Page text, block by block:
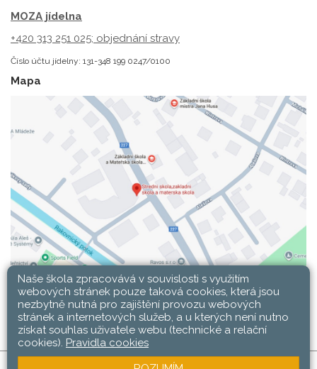
MOZA jídelna
+420 313 251 025; objednání stravy
Číslo účtu jídelny: 131-348 199 0247/0100
Mapa
Naše škola zpracovává v souvislosti s využitím
webových stránek pouze taková cookies, která jsou
nezbytně nutná pro zajištění provozu webových
stránek a internetových služeb, a u kterých není nutno
získat souhlas uživatele webu (technické a relační
cookies). Pravidla cookies